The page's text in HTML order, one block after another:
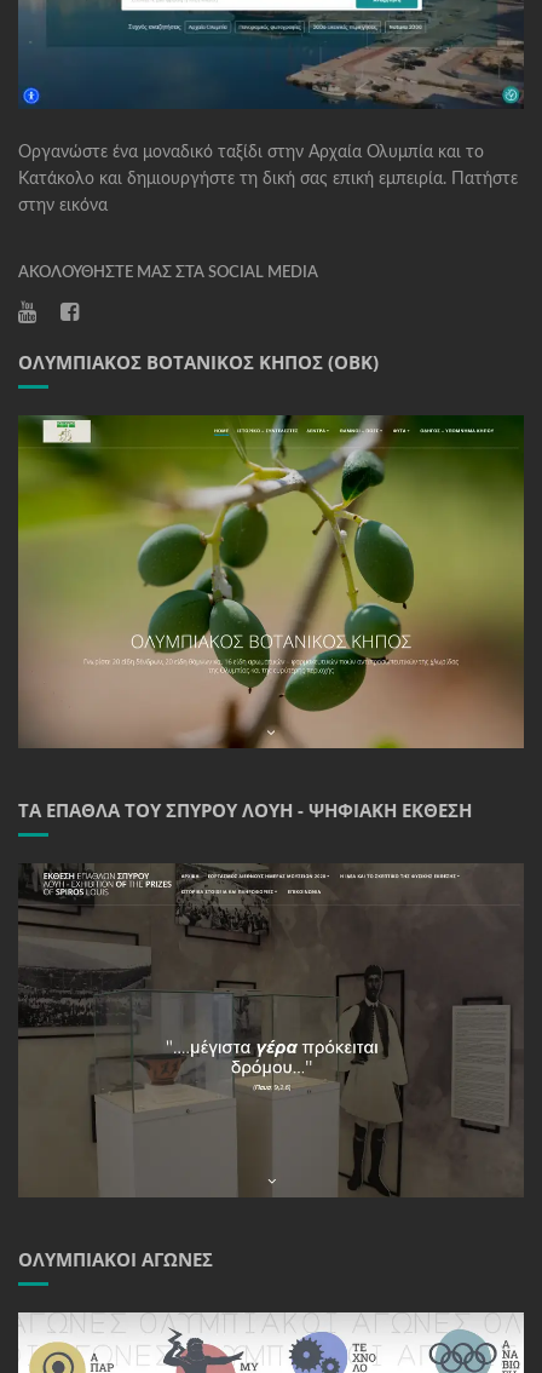
Οργανώστε ένα μοναδικό ταξίδι στην Αρχαία Ολυμπία και το
Κατάκολο και δημιουργήστε τη δική σας επική εμπειρία. Πατήστε
στην εικόνα
ΑΚΟΛΟΥΘΉΣΤΕ ΜΑΣ ΣΤΑ SOCIAL MEDIA
ΟΛΥΜΠΙΑΚΌΣ ΒΟΤΑΝΙΚΌΣ ΚΉΠΟΣ (ΟΒΚ)
ΤΑ ΈΠΑΘΛΑ ΤΟΥ ΣΠΎΡΟΥ ΛΟΎΗ - ΨΗΦΙΑΚΉ ΈΚΘΕΣΗ
ΟΛΥΜΠΙΑΚΟΊ ΑΓΏΝΕΣ